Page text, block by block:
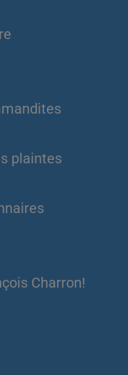
plaintes
Charron!